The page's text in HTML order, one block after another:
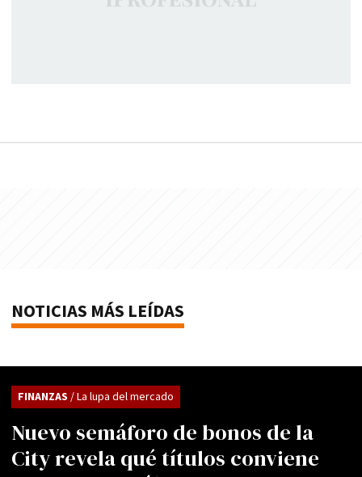
NOTICIAS MÁS LEÍDAS
Nuevo semáforo de bonos de la
City revela qué títulos conviene
FINANZAS / La lupa del mercado